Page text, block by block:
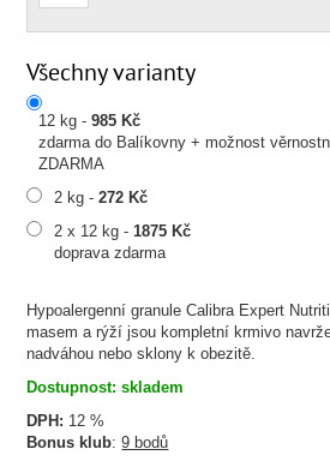
Hypoalergenní granule Calibra Expert
masem a rýží jsou kompletní krmivo
nadváhou nebo sklony k obezitě.
Dostupnost: skladem
DPH: 12 %
Bonus klub:9 bodů
Všechny varianty
12 kg -985 Kč
zdarma do Balíkovny + možnost
ZDARMA
2 kg -272 Kč
2 x 12 kg -1875 Kč
doprava zdarma